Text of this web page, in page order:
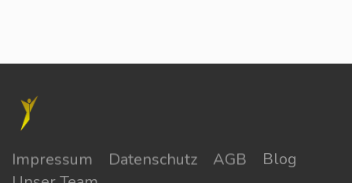
Impressum Datenschutz AGB
Blog